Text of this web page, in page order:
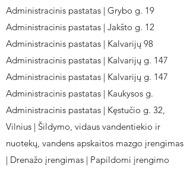
Administracinis pastatas | Grybo g. 19
Administracinis pastatas | Jakšto g. 12
Administracinis pastatas | Kalvarijų 98
Administracinis pastatas | Kalvarijų g. 147
Administracinis pastatas | Kalvarijų g. 147
Administracinis pastatas | Kaukysos g.
Administracinis pastatas | Kęstučio g. 32,
Vilnius | Šildymo, vidaus vandentiekio ir
nuotekų, vandens apskaitos mazgo įrengimas
| Drenažo įrengimas | Papildomi įrengimo